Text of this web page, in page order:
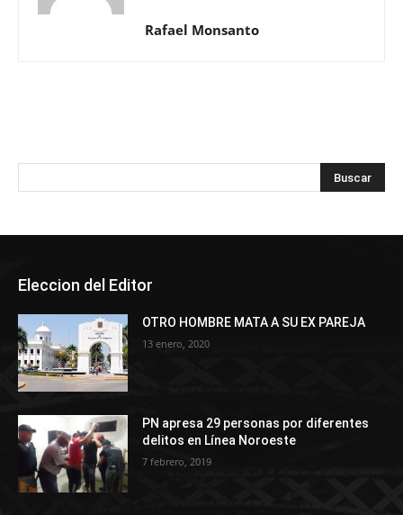
Rafael Monsanto
Eleccion del Editor
OTRO HOMBRE MATA A SU EX PAREJA
13 enero, 2020
PN apresa 29 personas por diferentes
delitos en Línea Noroeste
7 febrero, 2019